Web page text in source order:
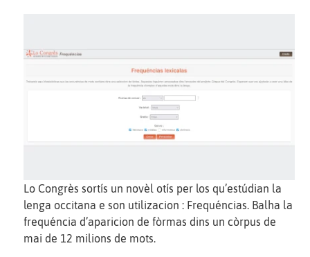
Lo Congrès sortís un novèl otís per los qu’estúdian la
lenga occitana e son utilizacion : Frequéncias. Balha la
frequéncia d’aparicion de fòrmas dins un còrpus de
mai de 12 milions de mots.